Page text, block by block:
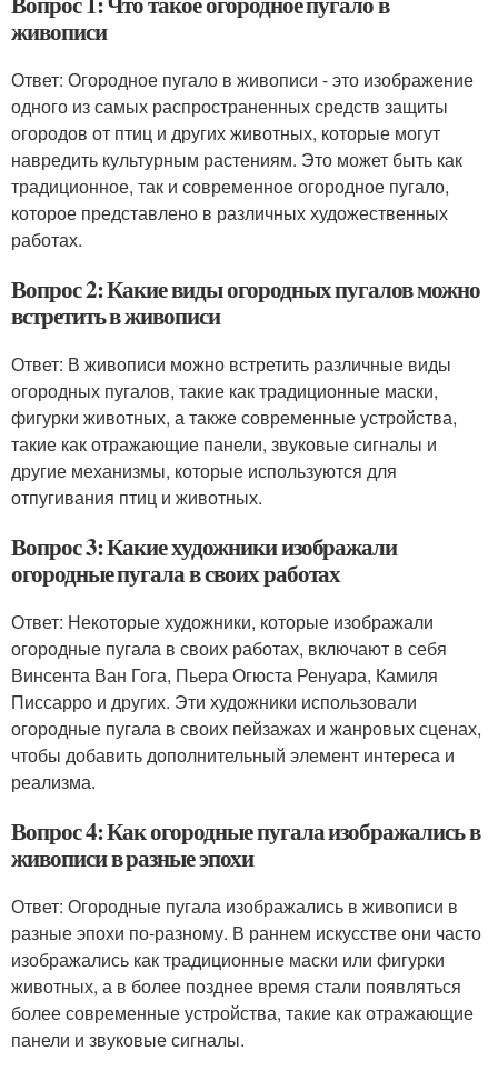
живописи
Ответ: Огородное пугало в живописи - это изображение
одного из самых распространенных средств защиты
огородов от птиц и других животных, которые могут
навредить культурным растениям. Это может быть как
традиционное, так и современное огородное пугало,
которое представлено в различных художественных
работах.
Вопрос 2: Какие виды огородных пугалов можно
встретить в живописи
Ответ: В живописи можно встретить различные виды
огородных пугалов, такие как традиционные маски,
фигурки животных, а также современные устройства,
такие как отражающие панели, звуковые сигналы и
другие механизмы, которые используются для
отпугивания птиц и животных.
Вопрос 3: Какие художники изображали
огородные пугала в своих работах
Ответ: Некоторые художники, которые изображали
огородные пугала в своих работах, включают в себя
Винсента Ван Гога, Пьера Огюста Ренуара, Камиля
Писсарро и других. Эти художники использовали
огородные пугала в своих пейзажах и жанровых сценах,
чтобы добавить дополнительный элемент интереса и
реализма.
Вопрос 4: Как огородные пугала изображались в
живописи в разные эпохи
Ответ: Огородные пугала изображались в живописи в
разные эпохи по-разному. В раннем искусстве они часто
изображались как традиционные маски или фигурки
животных, а в более позднее время стали появляться
более современные устройства, такие как отражающие
панели и звуковые сигналы.